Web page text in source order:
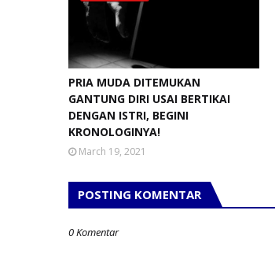
PRIA MUDA DITEMUKAN
GANTUNG DIRI USAI BERTIKAI
DENGAN ISTRI, BEGINI
KRONOLOGINYA!
March 19, 2021
POSTING KOMENTAR
0 Komentar